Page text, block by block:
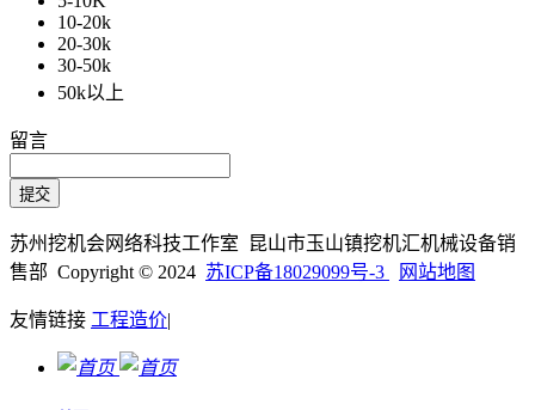
10-20k
20-30k
30-50k
50k以上
留言
苏州挖机会网络科技工作室 昆山市玉山镇挖机汇机械设备销
售部 Copyright © 2024 苏ICP备18029099号-3 网站地图
友情链接 工程造价|